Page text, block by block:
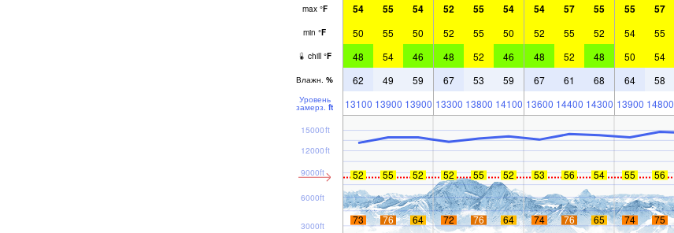
max °F 54 55 54 52 55 54 54 57 55 55 57
min °F 50 55 50 52 55 50 52 55 52 54 55
chill °F 48 54 46 48 52 46 48 52 48 50 54
Влажн. % 62 49 59 67 53 59 67 61 68 64 58
Уровень
замерз. ft 13100 13900 13900 13300 13800 14100 13600 14400 14300 13900 14800
3000ft
6000ft
9000ft
12000ft
15000ft
52 55 52 52 55 52 53 56 54 55 56
73 76 64 72 76 64 74 76 65 74 75